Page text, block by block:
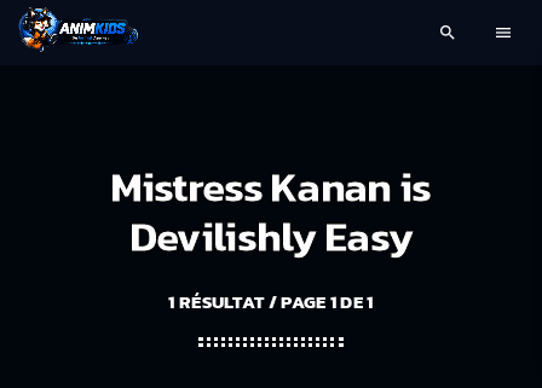
search menu
Mistress Kanan is
Devilishly Easy
1 RÉSULTAT / PAGE 1 DE 1